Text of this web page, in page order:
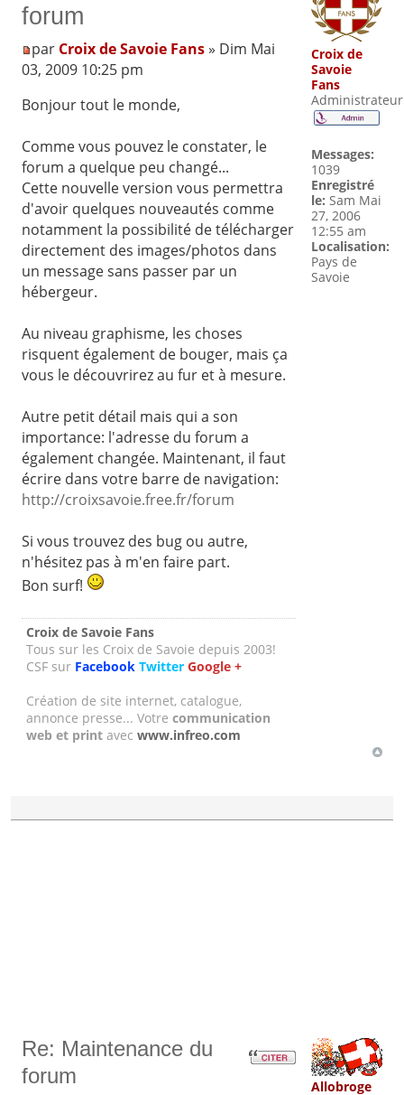
forum
par Croix de Savoie Fans» Dim Mai
03, 2009 10:25 pm
Bonjour tout le monde,
Comme vous pouvez le constater, le
forum a quelque peu changé...
Cette nouvelle version vous permettra
d'avoir quelques nouveautés comme
notamment la possibilité de télécharger
directement des images/photos dans
un message sans passer par un
hébergeur.
Au niveau graphisme, les choses
risquent également de bouger, mais ça
vous le découvrirez au fur et à mesure.
Autre petit détail mais qui a son
importance: l'adresse du forum a
également changée. Maintenant, il faut
écrire dans votre barre de navigation:
http://croixsavoie.free.fr/forum
Si vous trouvez des bug ou autre,
n'hésitez pas à m'en faire part.
Bon surf!
Croix de Savoie Fans
Tous sur les Croix de Savoie depuis 2003!
CSF sur Facebook Twitter Google +
Création de site internet, catalogue,
annonce presse... Votrecommunication
web et print avecwww.infreo.com
Croix de
Savoie
Fans
Administrateur
Messages:
1039
Enregistré
le: Sam Mai
27, 2006
12:55 am
Localisation:
Pays de
Savoie
Re: Maintenance du
forum
Allobroge